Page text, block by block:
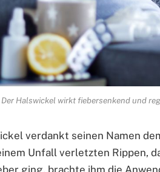
Der Halswickel wirkt fiebersenkend und
verdankt seinen Namen
Unfall verletzten Rippen,